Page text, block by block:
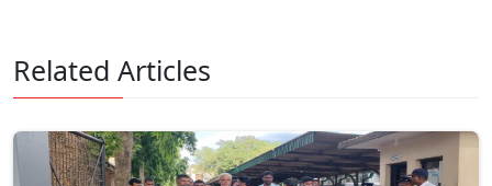
Related Articles